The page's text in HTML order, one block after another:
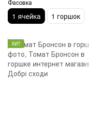
Фасовка
1 ячейка 1 горшок
ХИТ